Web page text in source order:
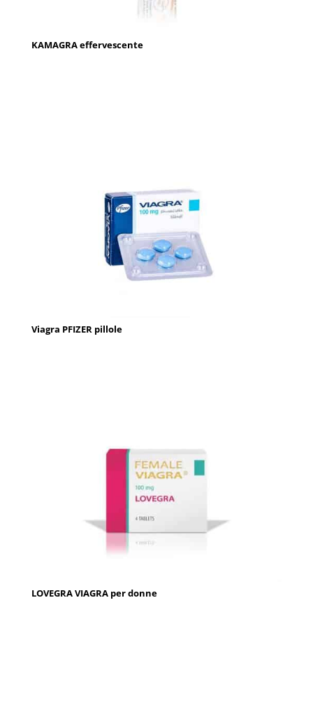
KAMAGRA effervescente
Viagra PFIZER pillole
LOVEGRA VIAGRA per donne